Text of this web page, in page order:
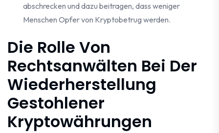
abschrecken und dazu beitragen, dass weniger
Menschen Opfer von Kryptobetrug werden.
Die Rolle Von
Rechtsanwälten Bei Der
Wiederherstellung
Gestohlener
Kryptowährungen